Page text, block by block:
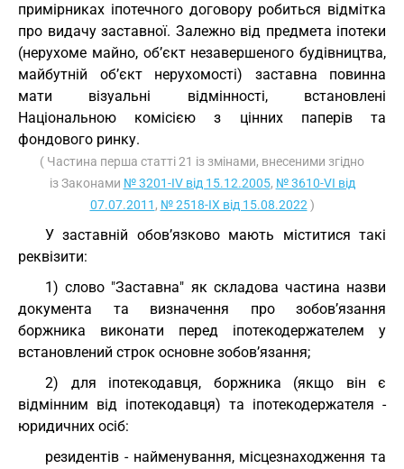
примірниках іпотечного договору робиться відмітка
про видачу заставної. Залежно від предмета іпотеки
(нерухоме майно, об’єкт незавершеного будівництва,
майбутній об’єкт нерухомості) заставна повинна
мати візуальні відмінності, встановлені
Національною комісією з цінних паперів та
фондового ринку.
( Частина перша статті 21 із змінами, внесеними згідно
із Законами № 3201-IV від 15.12.2005, № 3610-VI від
07.07.2011 , № 2518-IX від 15.08.2022 )
У заставній обов’язково мають міститися такі
реквізити:
1) слово "Заставна" як складова частина назви
документа та визначення про зобов’язання
боржника виконати перед іпотекодержателем у
встановлений строк основне зобов’язання;
2) для іпотекодавця, боржника (якщо він є
відмінним від іпотекодавця) та іпотекодержателя -
юридичних осіб:
резидентів - найменування, місцезнаходження та